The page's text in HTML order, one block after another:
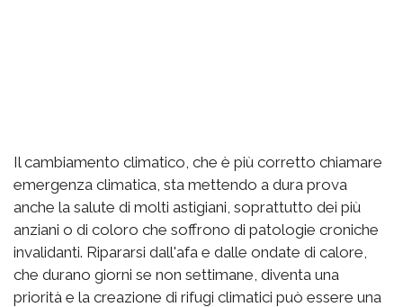
Il cambiamento climatico, che è più corretto chiamare
emergenza climatica, sta mettendo a dura prova
anche la salute di molti astigiani, soprattutto dei più
anziani o di coloro che soffrono di patologie croniche
invalidanti. Ripararsi dall'afa e dalle ondate di calore,
che durano giorni se non settimane, diventa una
priorità e la creazione di rifugi climatici può essere una